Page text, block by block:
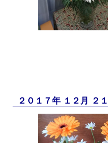
２０１７年 １２月